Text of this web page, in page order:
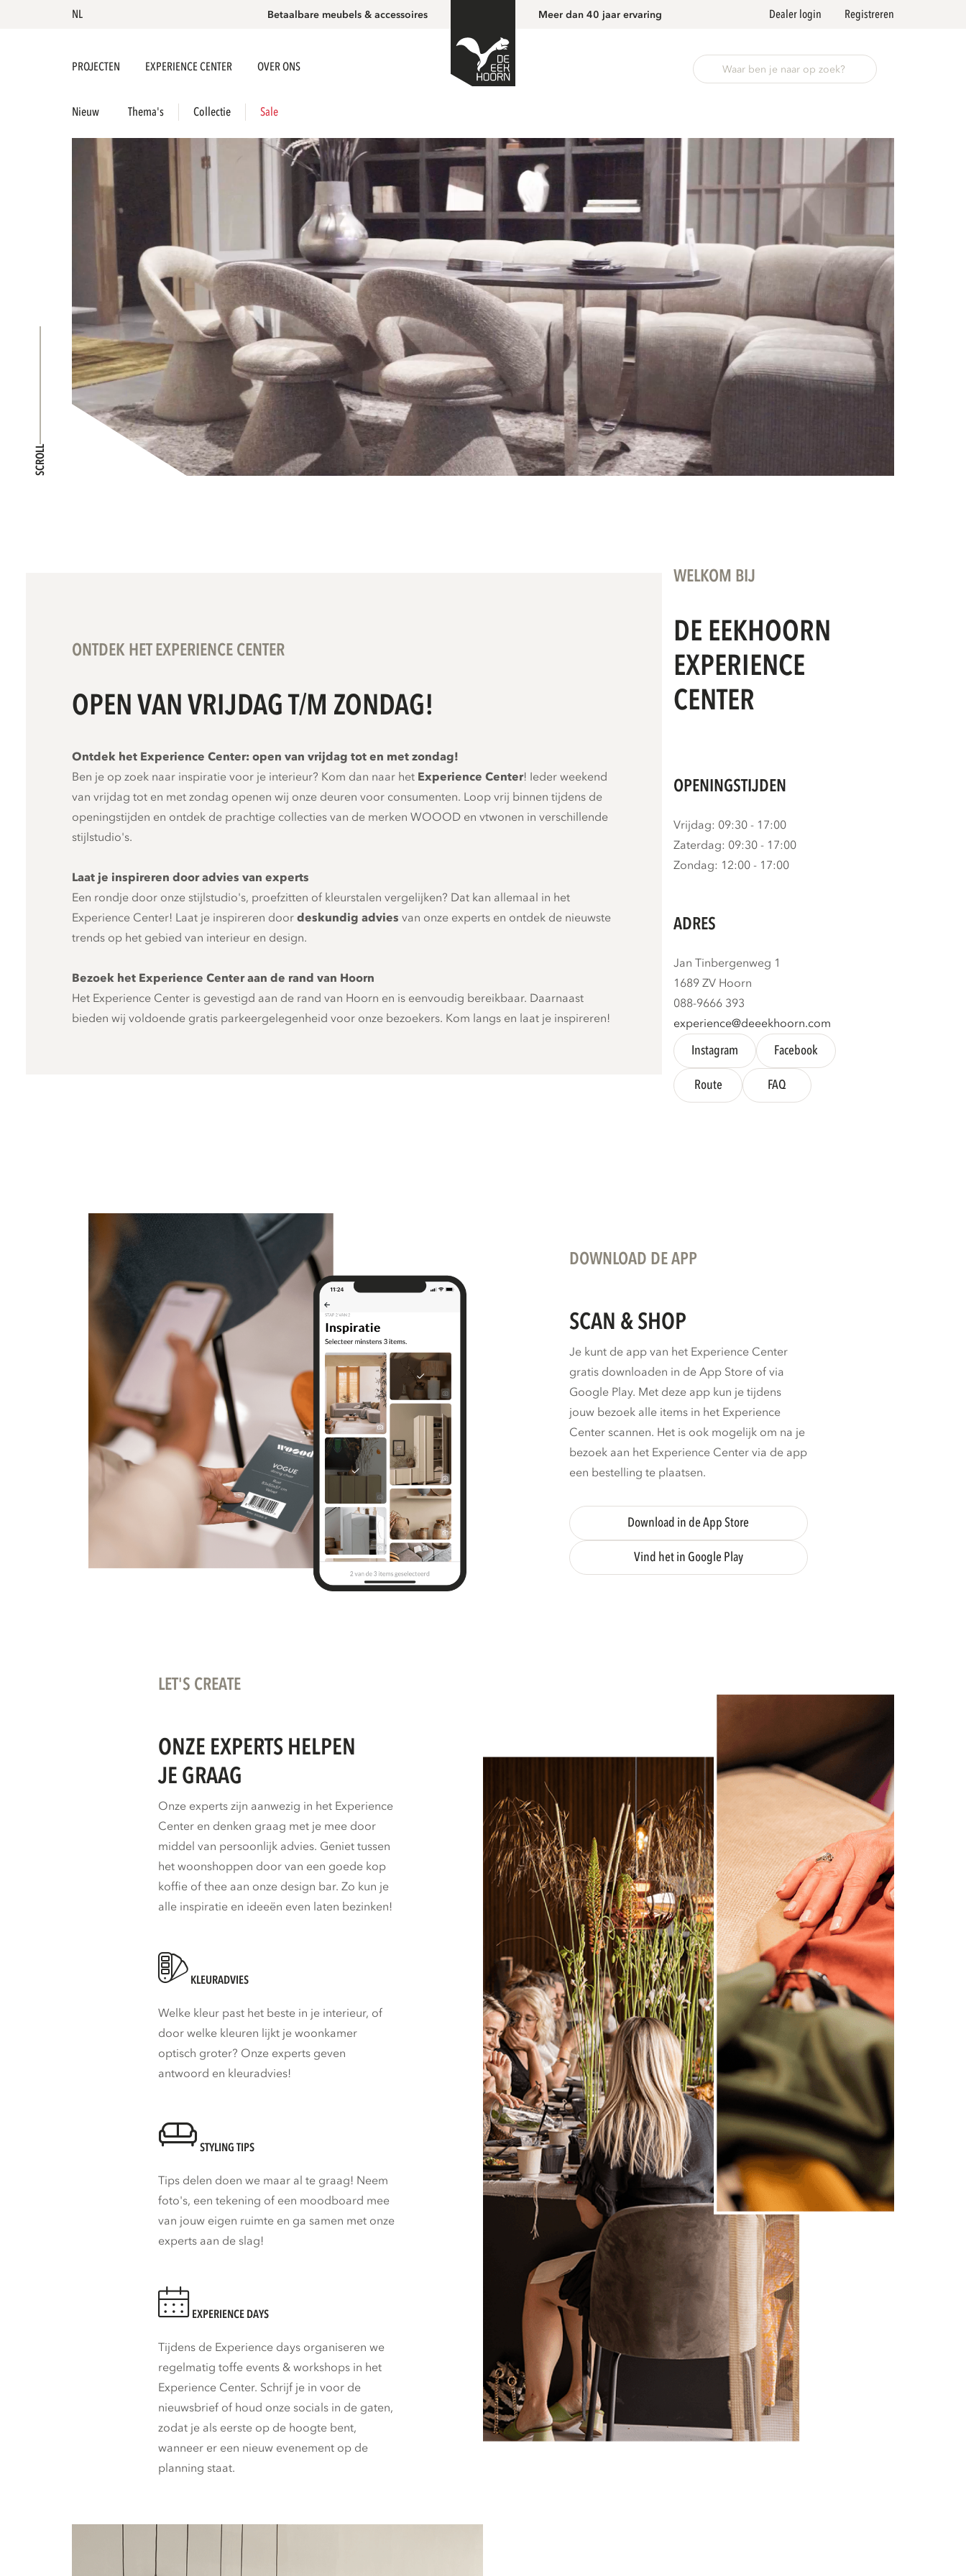
NL Betaalbare meubels & accessoires Meer dan 40 jaar ervaring Dealer login Registreren
PROJECTEN EXPERIENCE CENTER OVER ONS
Nieuw Thema's Collectie Sale
SCROLL
ONTDEK HET EXPERIENCE CENTER
OPEN VAN VRIJDAG T/M ZONDAG!
Ontdek het Experience Center: open van vrijdag tot en met zondag!
Ben je op zoek naar inspiratie voor je interieur? Kom dan naar het Experience Center! Ieder weekend
van vrijdag tot en met zondag openen wij onze deuren voor consumenten. Loop vrij binnen tijdens de
openingstijden en ontdek de prachtige collecties van de merken WOOOD en vtwonen in verschillende
stijlstudio's.
Laat je inspireren door advies van experts
Een rondje door onze stijlstudio's, proefzitten of kleurstalen vergelijken? Dat kan allemaal in het
Experience Center! Laat je inspireren doordeskundig advies van onze experts en ontdek de nieuwste
trends op het gebied van interieur en design.
Bezoek het Experience Center aan de rand van Hoorn
Het Experience Center is gevestigd aan de rand van Hoorn en is eenvoudig bereikbaar. Daarnaast
bieden wij voldoende gratis parkeergelegenheid voor onze bezoekers. Kom langs en laat je inspireren!
WELKOM BIJ
DE EEKHOORN
EXPERIENCE
CENTER
OPENINGSTIJDEN
Vrijdag: 09:30 - 17:00
Zaterdag: 09:30 - 17:00
Zondag: 12:00 - 17:00
ADRES
Jan Tinbergenweg 1
1689 ZV Hoorn
088-9666 393
experience@deeekhoorn.com
Instagram
Facebook
Route
FAQ
DOWNLOAD DE APP
SCAN & SHOP
Je kunt de app van het Experience Center
gratis downloaden in de App Store of via
Google Play. Met deze app kun je tijdens
jouw bezoek alle items in het Experience
Center scannen. Het is ook mogelijk om na je
bezoek aan het Experience Center via de app
een bestelling te plaatsen.
Download in de App Store
Vind het in Google Play
LET'S CREATE
ONZE EXPERTS HELPEN
JE GRAAG
Onze experts zijn aanwezig in het Experience
Center en denken graag met je mee door
middel van persoonlijk advies. Geniet tussen
het woonshoppen door van een goede kop
koffie of thee aan onze design bar. Zo kun je
alle inspiratie en ideeën even laten bezinken!
KLEURADVIES
Welke kleur past het beste in je interieur, of
door welke kleuren lijkt je woonkamer
optisch groter? Onze experts geven
antwoord en kleuradvies!
STYLING TIPS
Tips delen doen we maar al te graag! Neem
foto's, een tekening of een moodboard mee
van jouw eigen ruimte en ga samen met onze
experts aan de slag!
EXPERIENCE DAYS
Tijdens de Experience days organiseren we
regelmatig toffe events & workshops in het
Experience Center. Schrijf je in voor de
nieuwsbrief of houd onze socials in de gaten,
zodat je als eerste op de hoogte bent,
wanneer er een nieuw evenement op de
planning staat.⁠